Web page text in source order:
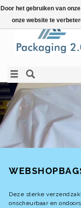
Deze sterke
onscheurbaar en
Door het gebruiken van
onze website te